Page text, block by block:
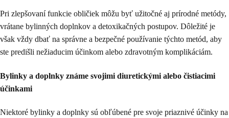
Pri zlepšovaní funkcie obličiek môžu byť užitočné aj prírodné metódy,
vrátane bylinných doplnkov a detoxikačných postupov. Dôležité je
však vždy dbať na správne a bezpečné používanie týchto metód, aby
ste predišli nežiaducim účinkom alebo zdravotným komplikáciám.
Bylinky a doplnky známe svojimi diuretickými alebo čistiacimi
účinkami
Niektoré bylinky a doplnky sú obľúbené pre svoje priaznivé účinky na